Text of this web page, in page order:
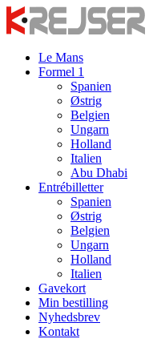
Videre
til
Le Mans
Formel 1
Spanien
Østrig
Belgien
Ungarn
Holland
Italien
Abu Dhabi
Entrébilletter
Spanien
Østrig
Belgien
Ungarn
Holland
Italien
Gavekort
Min bestilling
Nyhedsbrev
Kontakt